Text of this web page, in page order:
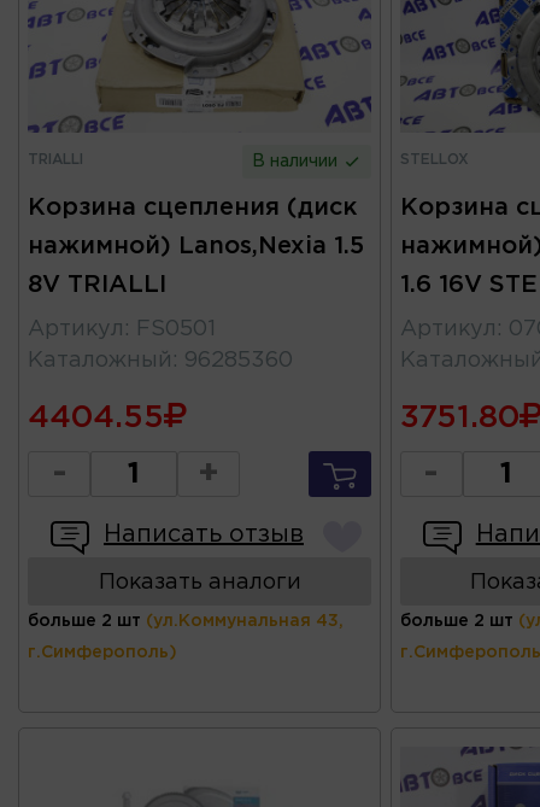
TRIALLI В наличии
Корзина сцепления (диск
нажимной) Lanos,Nexia 1.5
8V TRIALLI
Артикул :
FS0501
Каталожный : 96285360
4404.55
- +
Написать отзыв
Показать аналоги
больше 2 шт (ул.Коммунальная 43,
г.Симферополь)
STELLOX
Корзина
1.6 16V
Артикул :
3751.80
-
больше 2 шт